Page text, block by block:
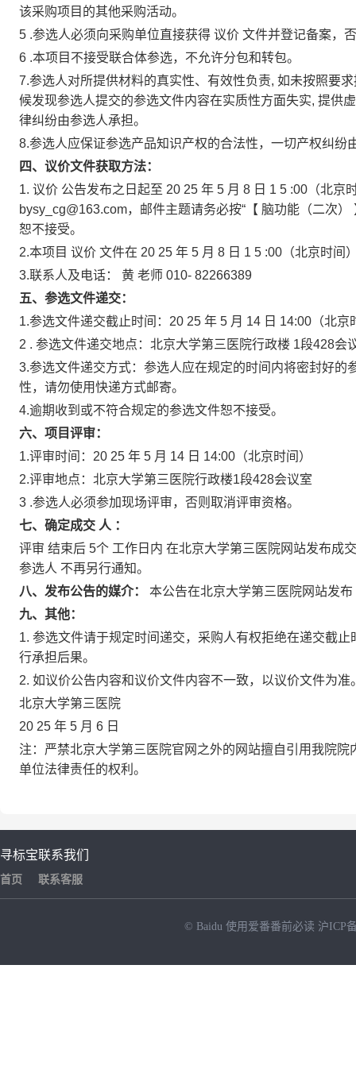
该采购项目的其他采购活动。
5 .参选人必须向采购单位直接获得 议价 文件并登记备案，
6 .本项目不接受联合体参选，不允许分包和转包。
7.参选人对所提供材料的真实性、有效性负责, 如未按照要
候发现参选人提交的参选文件内容在实质性方面失实, 提供
律纠纷由参选人承担。
8.参选人应保证参选产品知识产权的合法性，一切产权纠纷
四、议价文件获取方法：
1. 议价 公告发布之日起至 20 25 年 5 月 8 日 1 5 :00（北京
bysy_cg@163.com，邮件主题请务必按“【 脑功能（二次）
恕不接受。
2.本项目 议价 文件在 20 25 年 5 月 8 日 1 5 :00（北京时间
3.联系人及电话： 黄 老师 010- 82266389
五、参选文件递交：
1.参选文件递交截止时间：20 25 年 5 月 14 日 14:00（北京
2 . 参选文件递交地点：北京大学第三医院行政楼 1段428会
3.参选文件递交方式：参选人应在规定的时间内将密封好
性，请勿使用快递方式邮寄。
4.逾期收到或不符合规定的参选文件恕不接受。
六、项目评审：
1.评审时间：20 25 年 5 月 14 日 14:00（北京时间）
2.评审地点：北京大学第三医院行政楼1段428会议室
3 .参选人必须参加现场评审，否则取消评审资格。
七、确定成交 人 ：
评审 结束后 5个 工作日内 在北京大学第三医院网站发布成
参选人 不再另行通知。
八、发布公告的媒介： 本公告在北京大学第三医院网站发布
九、其他：
1. 参选文件请于规定时间递交，采购人有权拒绝在递交截
行承担后果。
2. 如议价公告内容和议价文件内容不一致，以议价文件为准
北京大学第三医院
20 25 年 5 月 6 日
注：严禁北京大学第三医院官网之外的网站擅自引用我院
单位法律责任的权利。
寻标宝
首页
联系我们
联系客服
© Baidu 使用爱番番前必读 沪ICP